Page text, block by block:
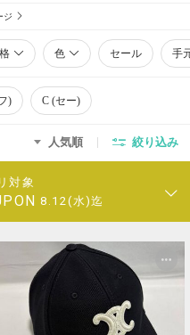
ジ
色 セール 手
) C (セー)
人気順 絞り込み
対象
8.12(水)迄